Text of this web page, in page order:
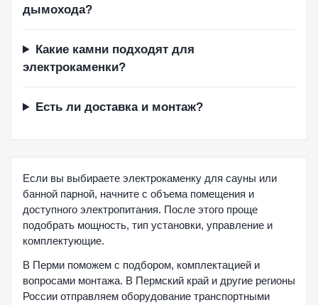
дымохода?
Какие камни подходят для
электрокаменки?
Есть ли доставка и монтаж?
Если вы выбираете электрокаменку для сауны или
банной парной, начните с объема помещения и
доступного электропитания. После этого проще
подобрать мощность, тип установки, управление и
комплектующие.
В Перми поможем с подбором, комплектацией и
вопросами монтажа. В Пермский край и другие регионы
России отправляем оборудование транспортными